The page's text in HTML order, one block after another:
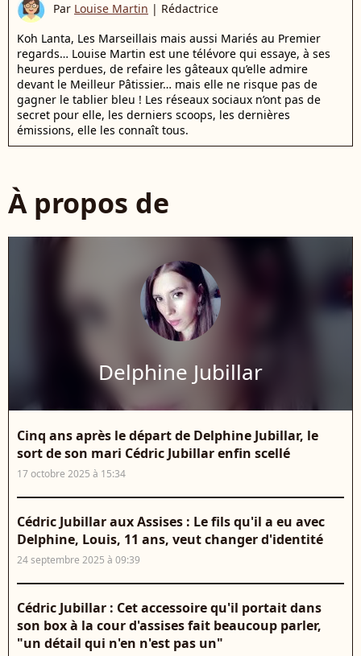
Par Louise Martin | Rédactrice
Koh Lanta, Les Marseillais mais aussi Mariés au Premier
regards… Louise Martin est une télévore qui essaye, à ses
heures perdues, de refaire les gâteaux qu’elle admire
devant le Meilleur Pâtissier… mais elle ne risque pas de
gagner le tablier bleu ! Les réseaux sociaux n’ont pas de
secret pour elle, les derniers scoops, les dernières
émissions, elle les connaît tous.
À propos de
Delphine Jubillar
Cinq ans après le départ de Delphine Jubillar, le
sort de son mari Cédric Jubillar enfin scellé
17 octobre 2025 à 15:34
Cédric Jubillar aux Assises : Le fils qu'il a eu avec
Delphine, Louis, 11 ans, veut changer d'identité
24 septembre 2025 à 09:39
Cédric Jubillar : Cet accessoire qu'il portait dans
son box à la cour d'assises fait beaucoup parler,
"un détail qui n'en n'est pas un"